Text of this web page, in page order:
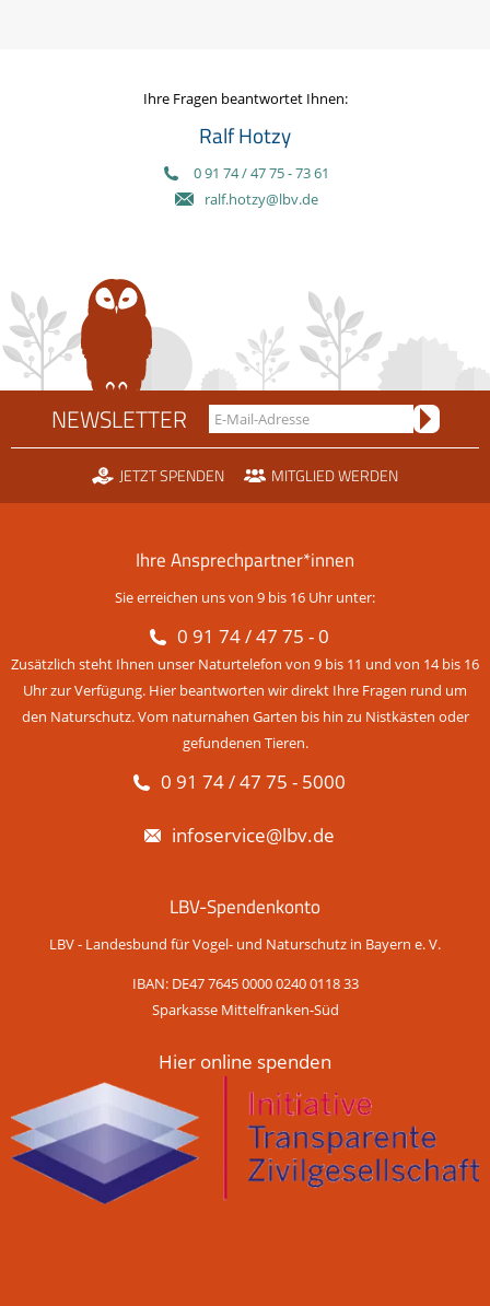
Ihre Fragen beantwortet Ihnen:
Ralf Hotzy
0 91 74 / 47 75 - 73 61
ralf.hotzy@lbv.de
NEWSLETTER
JETZT SPENDEN MITGLIED WERDEN
Ihre Ansprechpartner*innen
Sie erreichen uns von 9 bis 16 Uhr unter:
0 91 74 / 47 75 - 0
Zusätzlich steht Ihnen unser Naturtelefon von 9 bis 11 und von 14 bis 16
Uhr zur Verfügung. Hier beantworten wir direkt Ihre Fragen rund um
den Naturschutz. Vom naturnahen Garten bis hin zu Nistkästen oder
gefundenen Tieren.
0 91 74 / 47 75 - 5000
infoservice@lbv.de
LBV-Spendenkonto
LBV - Landesbund für Vogel- und Naturschutz in Bayern e. V.
IBAN: DE47 7645 0000 0240 0118 33
Sparkasse Mittelfranken-Süd
Hier online spenden